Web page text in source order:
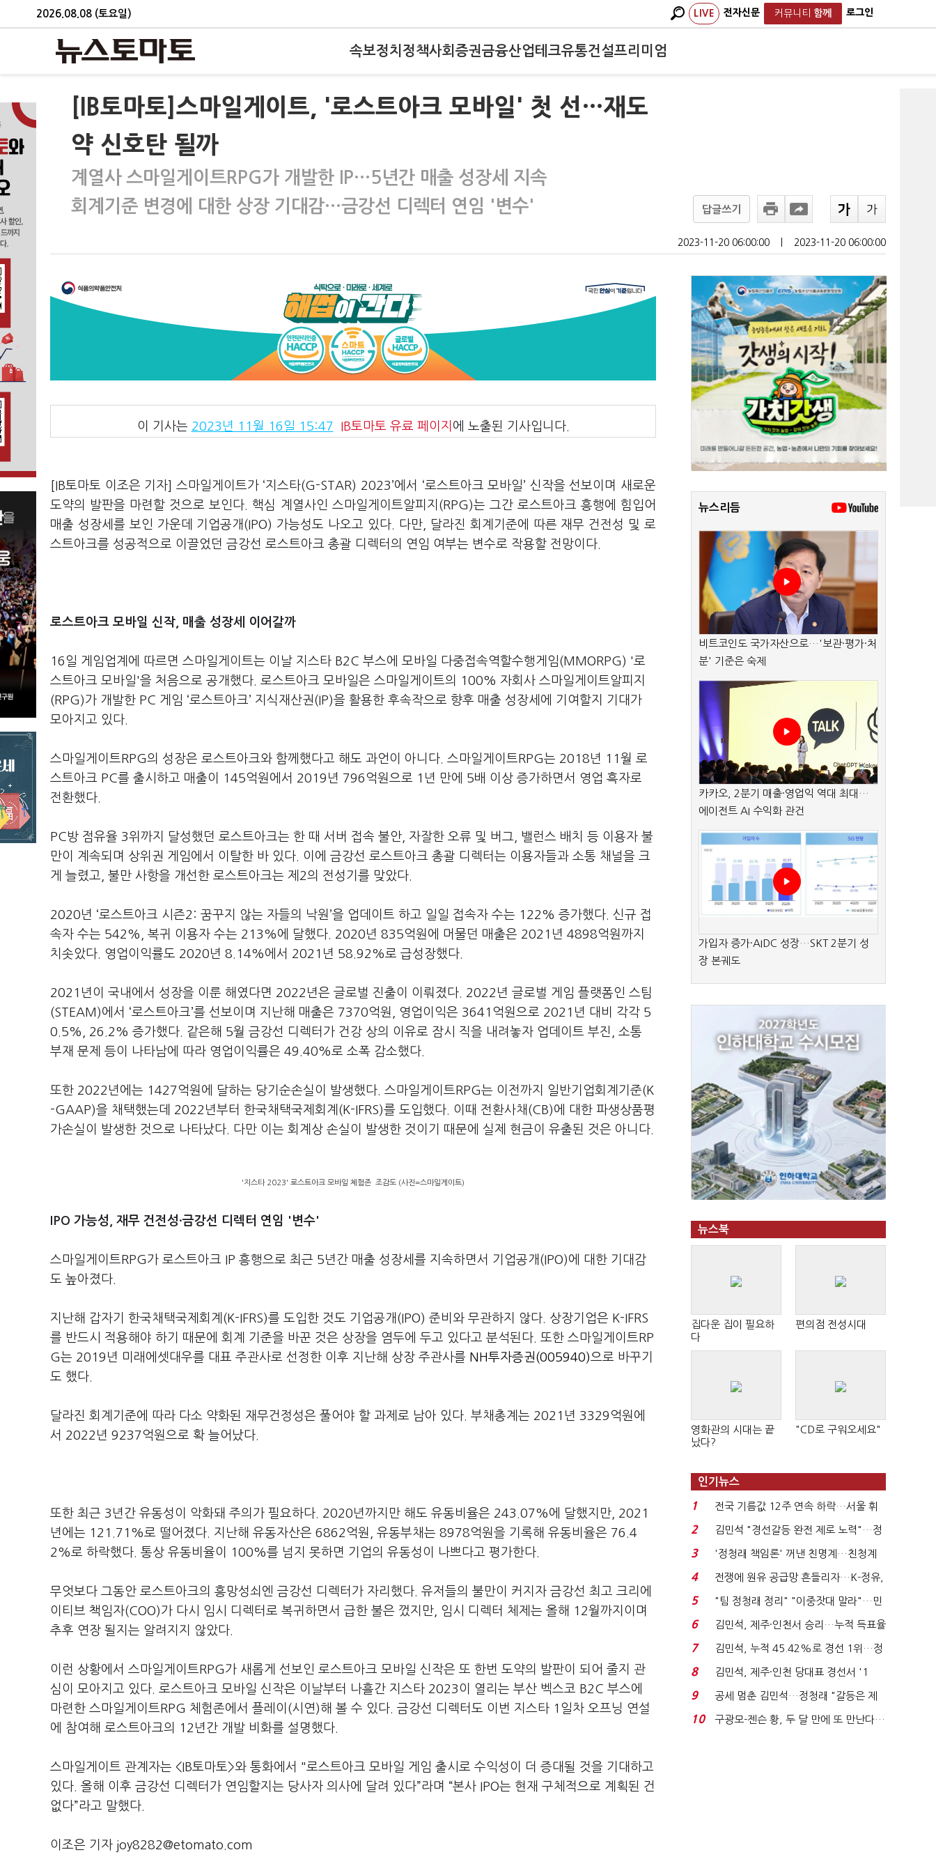
2026.08.08 (토요일) LIVE 전자신문 커뮤니티 함께 로그인
속보정치 정책사회 증권금융산업테크유통건설프리미엄
[IB토마토]스마일게이트, '로스트아크 모바일' 첫 선…재도
약 신호탄 될까
계열사 스마일게이트RPG가 개발한 IP…5년간 매출 성장세 지속
회계기준 변경에 대한 상장 기대감…금강선 디렉터 연임 '변수'
답글쓰기
2023-11-20 06:00:00 2023-11-20 06:00:00
이 기사는 2023년 11월 16일 15:47 IB토마토 유료 페이지 에 노출된 기사입니다.
[IB토마토 이조은 기자] 스마일게이트가 ‘지스타(G-STAR) 2023’에서 ‘로스트아크 모바일’ 신작을 선보이며 새로운
도약의 발판을 마련할 것으로 보인다. 핵심 계열사인 스마일게이트알피지(RPG)는 그간 로스트아크 흥행에 힘입어
매출 성장세를 보인 가운데 기업공개(IPO) 가능성도 나오고 있다. 다만, 달라진 회계기준에 따른 재무 건전성 및 로
스트아크를 성공적으로 이끌었던 금강선 로스트아크 총괄 디렉터의 연임 여부는 변수로 작용할 전망이다.
로스트아크 모바일 신작, 매출 성장세 이어갈까
16일 게임업계에 따르면 스마일게이트는 이날 지스타 B2C 부스에 모바일 다중접속역할수행게임(MMORPG) '로
스트아크 모바일'을 처음으로 공개했다. 로스트아크 모바일은 스마일게이트의 100% 자회사 스마일게이트알피지
(RPG)가 개발한 PC 게임 ‘로스트아크’ 지식재산권(IP)을 활용한 후속작으로 향후 매출 성장세에 기여할지 기대가
모아지고 있다.
스마일게이트RPG의 성장은 로스트아크와 함께했다고 해도 과언이 아니다. 스마일게이트RPG는 2018년 11월 로
스트아크 PC를 출시하고 매출이 145억원에서 2019년 796억원으로 1년 만에 5배 이상 증가하면서 영업 흑자로
전환했다.
PC방 점유율 3위까지 달성했던 로스트아크는 한 때 서버 접속 불안, 자잘한 오류 및 버그, 밸런스 배치 등 이용자 불
만이 계속되며 상위권 게임에서 이탈한 바 있다. 이에 금강선 로스트아크 총괄 디렉터는 이용자들과 소통 채널을 크
게 늘렸고, 불만 사항을 개선한 로스트아크는 제2의 전성기를 맞았다.
2020년 ‘로스트아크 시즌2: 꿈꾸지 않는 자들의 낙원’을 업데이트 하고 일일 접속자 수는 122% 증가했다. 신규 접
속자 수는 542%, 복귀 이용자 수는 213%에 달했다. 2020년 835억원에 머물던 매출은 2021년 4898억원까지
치솟았다. 영업이익률도 2020년 8.14%에서 2021년 58.92%로 급성장했다.
2021년이 국내에서 성장을 이룬 해였다면 2022년은 글로벌 진출이 이뤄졌다. 2022년 글로벌 게임 플랫폼인 스팀
(STEAM)에서 ‘로스트아크’를 선보이며 지난해 매출은 7370억원, 영업이익은 3641억원으로 2021년 대비 각각 5
0.5%, 26.2% 증가했다. 같은해 5월 금강선 디렉터가 건강 상의 이유로 잠시 직을 내려놓자 업데이트 부진, 소통
부재 문제 등이 나타남에 따라 영업이익률은 49.40%로 소폭 감소했다.
또한 2022년에는 1427억원에 달하는 당기순손실이 발생했다. 스마일게이트RPG는 이전까지 일반기업회계기준(K
-GAAP)을 채택했는데 2022년부터 한국채택국제회계(K-IFRS)를 도입했다. 이때 전환사채(CB)에 대한 파생상품평
가손실이 발생한 것으로 나타났다. 다만 이는 회계상 손실이 발생한 것이기 때문에 실제 현금이 유출된 것은 아니다.
'지스타 2023' 로스트아크 모바일 체험존 조감도 (사진=스마일게이트)
IPO 가능성, 재무 건전성·금강선 디렉터 연임 '변수'
스마일게이트RPG가 로스트아크 IP 흥행으로 최근 5년간 매출 성장세를 지속하면서 기업공개(IPO)에 대한 기대감
도 높아졌다.
지난해 갑자기 한국채택국제회계(K-IFRS)를 도입한 것도 기업공개(IPO) 준비와 무관하지 않다. 상장기업은 K-IFRS
를 반드시 적용해야 하기 때문에 회계 기준을 바꾼 것은 상장을 염두에 두고 있다고 분석된다. 또한 스마일게이트RP
G는 2019년 미래에셋대우를 대표 주관사로 선정한 이후 지난해 상장 주관사를 NH투자증권(005940)으로 바꾸기
도 했다.
달라진 회계기준에 따라 다소 약화된 재무건정성은 풀어야 할 과제로 남아 있다. 부채총계는 2021년 3329억원에
서 2022년 9237억원으로 확 늘어났다.
또한 최근 3년간 유동성이 악화돼 주의가 필요하다. 2020년까지만 해도 유동비율은 243.07%에 달했지만, 2021
년에는 121.71%로 떨어졌다. 지난해 유동자산은 6862억원, 유동부채는 8978억원을 기록해 유동비율은 76.4
2%로 하락했다. 통상 유동비율이 100%를 넘지 못하면 기업의 유동성이 나쁘다고 평가한다.
무엇보다 그동안 로스트아크의 흥망성쇠엔 금강선 디렉터가 자리했다. 유저들의 불만이 커지자 금강선 최고 크리에
이티브 책임자(COO)가 다시 임시 디렉터로 복귀하면서 급한 불은 껐지만, 임시 디렉터 체제는 올해 12월까지이며
추후 연장 될지는 알려지지 않았다.
이런 상황에서 스마일게이트RPG가 새롭게 선보인 로스트아크 모바일 신작은 또 한번 도약의 발판이 되어 줄지 관
심이 모아지고 있다. 로스트아크 모바일 신작은 이날부터 나흘간 지스타 2023이 열리는 부산 벡스코 B2C 부스에
마련한 스마일게이트RPG 체험존에서 플레이(시연)해 볼 수 있다. 금강선 디렉터도 이번 지스타 1일차 오프닝 연설
에 참여해 로스트아크의 12년간 개발 비화를 설명했다.
스마일게이트 관계자는 <IB토마토>와 통화에서 "로스트아크 모바일 게임 출시로 수익성이 더 증대될 것을 기대하고
있다. 올해 이후 금강선 디렉터가 연임할지는 당사자 의사에 달려 있다”라며 “본사 IPO는 현재 구체적으로 계획된 건
없다”라고 말했다.
이조은 기자 joy8282@etomato.com
뉴스리듬
비트코인도 국가자산으로…'보관·평가·처
분' 기준은 숙제
카카오, 2분기 매출·영업익 역대 최대…
에이전트 AI 수익화 관건
가입자 증가·AIDC 성장…SKT 2분기 성
장 본궤도
뉴스북
집다운 집이 필요하
다
편의점 전성시대
영화관의 시대는 끝
났다?
"CD로 구워오세요"
인기뉴스
1
전국 기름값 12주 연속 하락…서울 휘
발윳값 1909원...
2
김민석 "경선갈등 완전 제로 노력"…정
청래 "반명 공세 사...
3
'정청래 책임론' 꺼낸 친명계…친청계
는 추가투표 때리기...
4
전쟁에 원유 공급망 흔들리자…K-정유,
에너지안보 핵심...
5
"팀 정청래 정리" "이중잣대 말라"…민
주 최고위원 계파 다...
6
김민석, 제주·인천서 승리…누적 득표율
'1위 탈환'(종합)...
7
김민석, 누적 45.42%로 경선 1위…정
청래와 격차 0.86%p(...
8
김민석, 제주·인천 당대표 경선서 '1
위'(1보)...
9
공세 멈춘 김민석…정청래 "갈등은 제
가 수습"
10
구광모-젠슨 황, 두 달 만에 또 만난다…